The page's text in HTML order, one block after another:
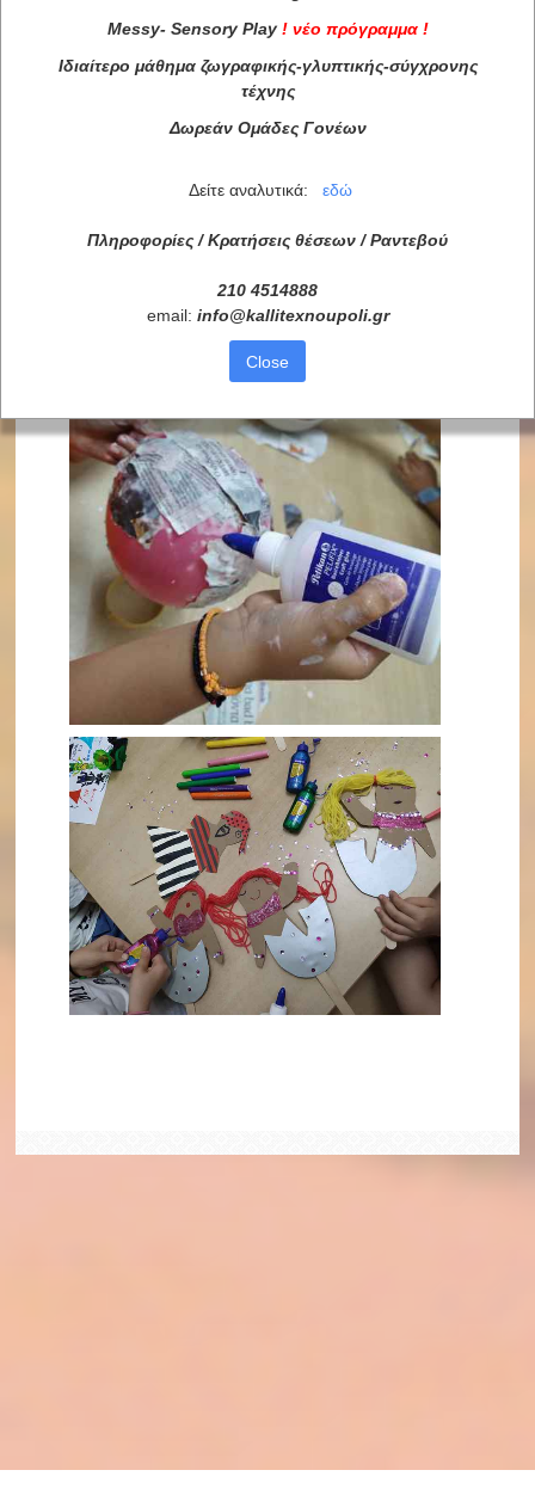
Messy- Sensory Play ! νέο πρόγραμμα !
Ιδιαίτερο μάθημα ζωγραφικής-γλυπτικής-σύγχρονης
τέχνης
Δωρεάν Ομάδες Γονέων
Δείτε αναλυτικά: εδώ
Πληροφορίες / Κρατήσεις θέσεων / Ραντεβού
210 4514888
email: info@kallitexnoupoli.gr
Close